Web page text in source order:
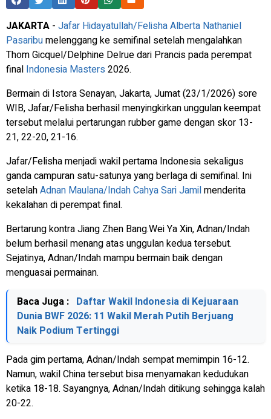
JAKARTA - Jafar Hidayatullah/Felisha Alberta Nathaniel
Pasaribumelenggang ke semifinal setelah mengalahkan
Thom Gicquel/Delphine Delrue dari Prancis pada perempat
final Indonesia Masters 2026.
Bermain di Istora Senayan, Jakarta, Jumat (23/1/2026) sore
WIB, Jafar/Felisha berhasil menyingkirkan unggulan keempat
tersebut melalui pertarunganrubber gamedengan skor 13-
21, 22-20, 21-16.
Jafar/Felisha menjadi wakil pertama Indonesia sekaligus
ganda campuran satu-satunya yang berlaga di semifinal. Ini
setelahAdnan Maulana/Indah Cahya Sari Jamilmenderita
kekalahan di perempat final.
Bertarung kontra Jiang Zhen Bang.Wei Ya Xin, Adnan/Indah
belum berhasil menang atas unggulan kedua tersebut.
Sejatinya, Adnan/Indah mampu bermain baik dengan
menguasai permainan.
Baca Juga : Daftar Wakil Indonesia di Kejuaraan
Dunia BWF 2026: 11 Wakil Merah Putih Berjuang
Naik Podium Tertinggi
Pada gim pertama, Adnan/Indah sempat memimpin 16-12.
Namun, wakil China tersebut bisa menyamakan kedudukan
ketika 18-18. Sayangnya, Adnan/Indah ditikung sehingga kalah
20-22.